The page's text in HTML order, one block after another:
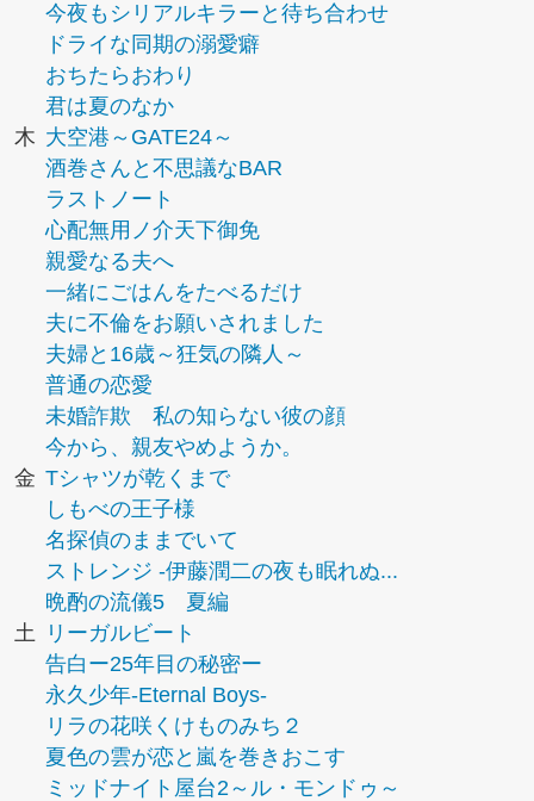
今夜もシリアルキラーと待ち合わせ
ドライな同期の溺愛癖
おちたらおわり
君は夏のなか
木 大空港～GATE24～
酒巻さんと不思議なBAR
ラストノート
心配無用ノ介天下御免
親愛なる夫へ
一緒にごはんをたべるだけ
夫に不倫をお願いされました
夫婦と16歳～狂気の隣人～
普通の恋愛
未婚詐欺 私の知らない彼の顔
今から、親友やめようか。
金 Tシャツが乾くまで
しもべの王子様
名探偵のままでいて
ストレンジ -伊藤潤二の夜も眠れぬ...
晩酌の流儀5 夏編
土
リーガルビート
告白ー25年目の秘密ー
永久少年-Eternal Boys-
リラの花咲くけものみち２
夏色の雲が恋と嵐を巻きおこす
ミッドナイト屋台2～ル・モンドゥ～